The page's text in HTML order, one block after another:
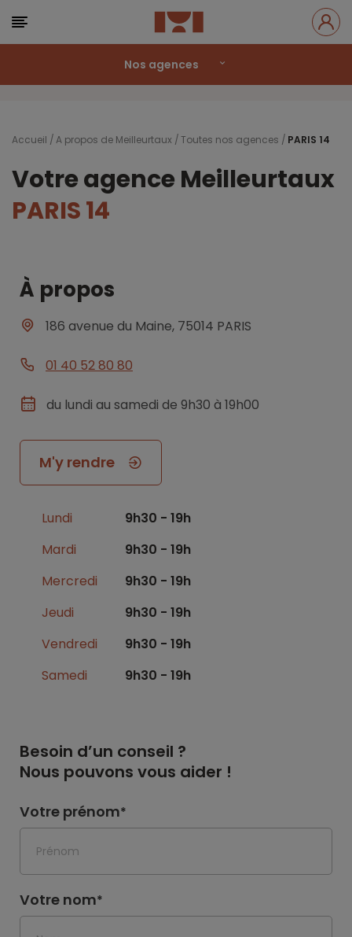
Nos agences
Accueil A propos de Meilleurtaux Toutes nos agences PARIS 14
Votre agence Meilleurtaux
PARIS 14
À propos
186 avenue du Maine, 75014 PARIS
01 40 52 80 80
du lundi au samedi de 9h30 à 19h00
M'y rendre
Lundi
9h30 - 19h
Mardi
9h30 - 19h
Mercredi
9h30 - 19h
Jeudi
9h30 - 19h
Vendredi
9h30 - 19h
Samedi
9h30 - 19h
Besoin d’un conseil ?
Nous pouvons vous aider !
Votre prénom*
Votre nom*